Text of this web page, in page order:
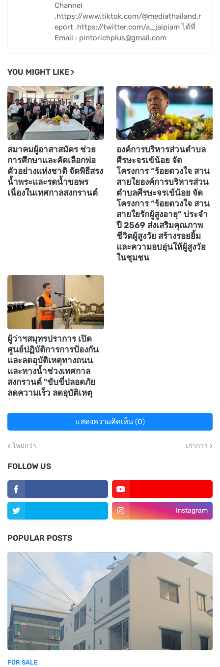
Channel
,https://www.tiktok.com/@mediathailand.r
eport ,https://twitter.com/a_jaipiam ได้ที่
Email : pintorichplus@gmail.com
YOU MIGHT LIKE
สมาคมผู้อาสาสมัคร ช่วย
การศึกษาและคัดเลือกพ่อ
ตัวอย่างแห่งชาติ จัดพิธีสรง
น้ำพระและรดน้ำขอพร
เนื่องในเทศกาลสงกรานต์
องค์การบริหารส่วนตำบล
ศีรษะจรเข้น้อย จัด
โครงการ “ร้อยดวงใจ สาน
สายใยองค์การบริหารส่วน
ตำบลศีรษะจรเข้น้อย จัด
โครงการ “ร้อยดวงใจ สาน
สายใยรักผู้สูงอายุ” ประจำ
ปี 2569 ส่งเสริมคุณภาพ
ชีวิตผู้สูงวัย สร้างรอยยิ้ม
และความอบอุ่นให้ผู้สูงวัย
ในชุมชน
ผู้ว่าฯสมุทรปราการ เปิด
ศูนย์ปฏิบัติการการป้องกัน
และลดอุบัติเหตุทางถนน
และทางน้ำช่วงเทศกาล
สงกรานต์ "ขับขี่ปลอดภัย
ลดความเร็ว ลดอุบัติเหตุ
แสดงความคิดเห็น (0)
ใหม่กว่า เก่ากว่า
FOLLOW US
Instagram
POPULAR POSTS
FOR SALE